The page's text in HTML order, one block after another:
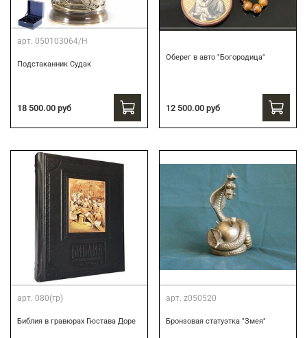
арт. 050103064/Н
Подстаканник Судак
18 500.00 руб
Оберег в авто "Богородица"
12 500.00 руб
арт. 080(гр)
Библия в гравюрах Гюстава Доре
арт. z050520
Бронзовая статуэтка "Змея"